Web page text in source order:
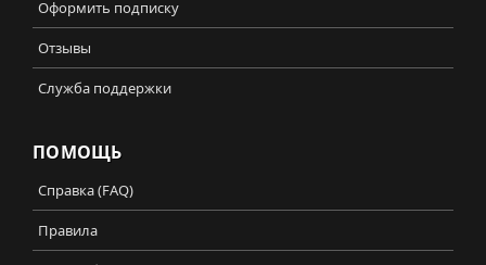
Оформить подписку
Отзывы
Служба поддержки
ПОМОЩЬ
Справка (FAQ)
Правила